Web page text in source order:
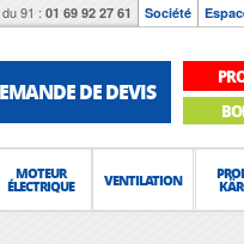
91 : 01 69 92 27 61 Société
DE DEVIS
MOTEUR
ÉLECTRIQUE VENTILATION